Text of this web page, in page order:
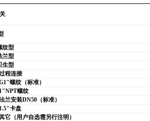
纹型
兰型
生型
程连接
螺纹（标准）
1"NPT螺纹
兰安装DN50 （标准）
1.5"卡盘
它（用户自选需另行注明）